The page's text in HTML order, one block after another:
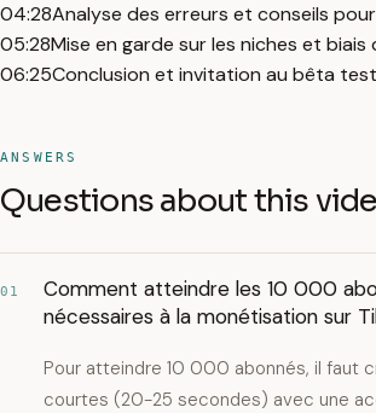
04:28Analyse des erreurs et conseils
05:28Mise en garde sur les niches et biais
06:25Conclusion et invitation au bêta test
ANSWERS
Questions about this
01
Comment atteindre les 10 000
nécessaires à la monétisation sur
Pour atteindre 10 000 abonnés, il faut
courtes (20-25 secondes) avec une